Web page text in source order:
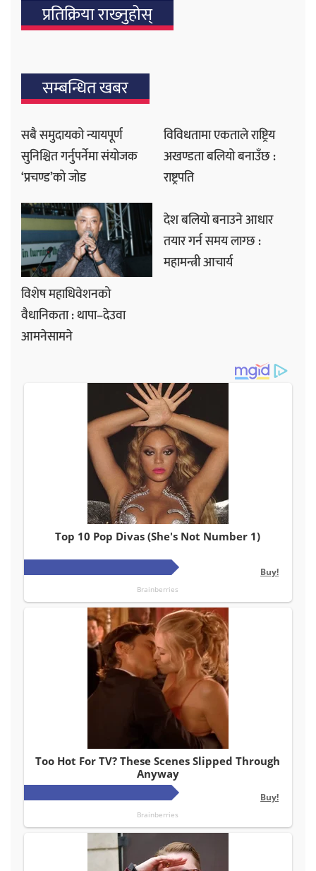
प्रतिक्रिया राख्‍नुहोस्
सम्बन्धित खबर
सबै समुदायको न्यायपूर्ण
सुनिश्चित गर्नुपर्नेमा संयोजक
‘प्रचण्ड’को जोड
विविधतामा एकताले राष्ट्रिय
अखण्डता बलियो बनाउँछ :
राष्ट्रपति
विशेष महाधिवेशनको
वैधानिकता : थापा–देउवा
आमनेसामने
देश बलियो बनाउने आधार
तयार गर्न समय लाग्छ :
महामन्त्री आचार्य